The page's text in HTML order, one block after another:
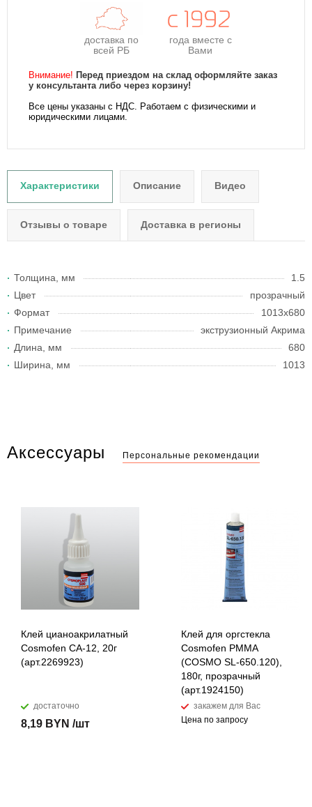
доставка по
всей РБ
года вместе с
Вами
Внимание! Перед приездом на склад оформляйте заказ
у консультанта либо через корзину!
Все цены указаны с НДС. Работаем с физическими и
юридическими лицами.
Характеристики Описание Видео
Отзывы о товаре Доставка в регионы
Толщина, мм
1.5
Цвет
прозрачный
Формат
1013x680
Примечание
экструзионный Акрима
Длина, мм
680
Ширина, мм
1013
Аксессуары Персональные рекомендации
Клей цианоакрилатный
Cosmofen CA-12, 20г
(арт.2269923)
достаточно
8,19 BYN /шт
Клей для оргстекла
Cosmofen PMMA
(COSMO SL-650.120),
180г, прозрачный
(арт.1924150)
закажем для Вас
Цена по запросу